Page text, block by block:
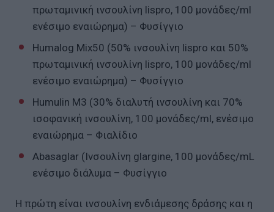
πρωταμινική ινσουλίνη lispro, 100 μονάδες/ml
ενέσιμο εναιώρημα) – Φυσίγγιο
Humalog Mix50 (50% ινσουλίνη lispro και 50%
πρωταμινική ινσουλίνη lispro, 100 μονάδες/ml
ενέσιμο εναιώρημα) – Φυσίγγιο
Humulin M3 (30% διαλυτή ινσουλίνη και 70%
ισοφανική ινσουλίνη, 100 μονάδες/ml, ενέσιμο
εναιώρημα – Φιαλίδιο
Abasaglar (Ινσουλίνη glargine, 100 μονάδες/mL
ενέσιμο διάλυμα – Φυσίγγιο
H πρώτη είναι ινσουλίνη ενδιάμεσης δράσης και η